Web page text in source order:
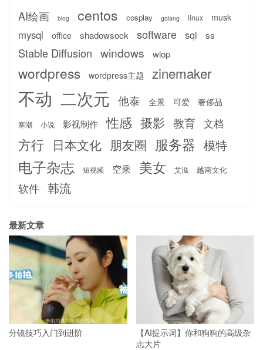
AI绘画 blog centos cosplay golang linux musk
mysql office shadowsock software sql ss
Stable Diffusion windows wlop
wordpress wordpress主题 zinemaker
不动 二次元 他泰 全景 可爱 奢侈品
寒潮 小说 影视制作 性感 摄影 教育 文档
方行 日本文化 朋友圈 服务器 模特
电子杂志 短视频 空乘 美女 艾滋 越南文化
软件 韩流
最新文章
分镜技巧入门到进阶
【AI提示词】你和狗狗的高级杂
志大片